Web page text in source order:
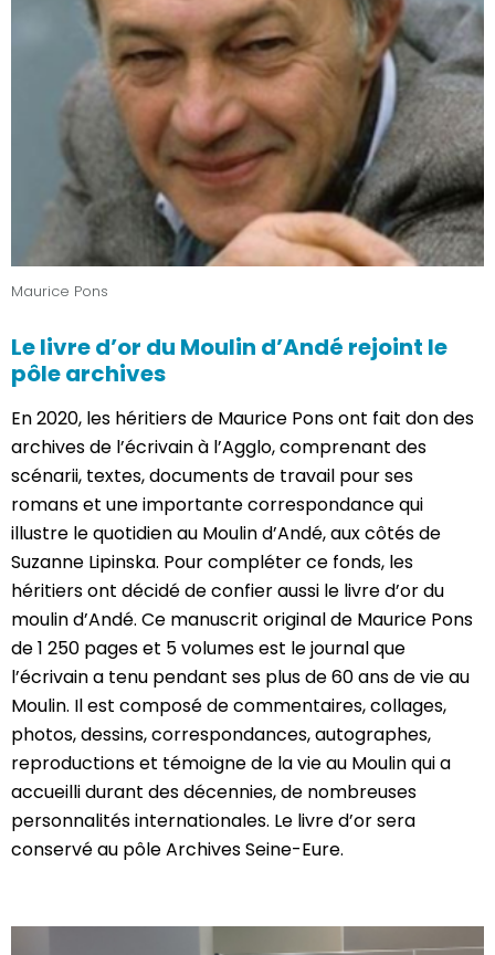
Maurice Pons
Le livre d’or du Moulin d’Andé rejoint le
pôle archives
En 2020, les héritiers de Maurice Pons ont fait don des
archives de l’écrivain à l’Agglo, comprenant des
scénarii, textes, documents de travail pour ses
romans et une importante correspondance qui
illustre le quotidien au Moulin d’Andé, aux côtés de
Suzanne Lipinska. Pour compléter ce fonds, les
héritiers ont décidé de confier aussi le livre d’or du
moulin d’Andé. Ce manuscrit original de Maurice Pons
de 1 250 pages et 5 volumes est le journal que
l’écrivain a tenu pendant ses plus de 60 ans de vie au
Moulin. Il est composé de commentaires, collages,
photos, dessins, correspondances, autographes,
reproductions et témoigne de la vie au Moulin qui a
accueilli durant des décennies, de nombreuses
personnalités internationales. Le livre d’or sera
conservé au pôle Archives Seine-Eure.